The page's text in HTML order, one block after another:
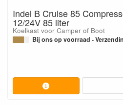
Indel B Cruise 85
12/24V 85 liter
Koelkast voor Camper of Boot
Bij ons op voorraad -